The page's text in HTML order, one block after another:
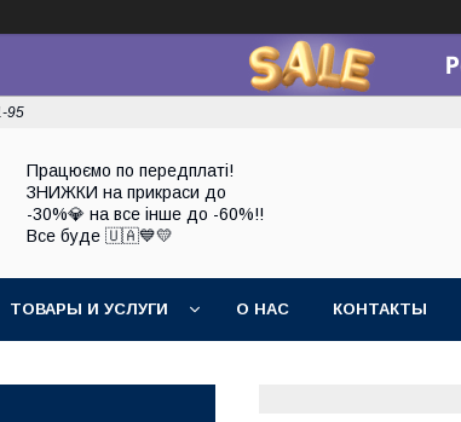
95
Працюємо по передплаті!
ЗНИЖКИ на прикраси до
-30%💎 на все інше до -60%!!
Все буде 🇺🇦💙💛
ТОВАРЫ И УСЛУГИ О НАС КОНТАКТЫ